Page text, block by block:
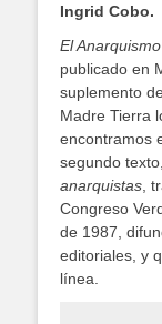
Ingrid Cobo.
El
publicado en
suplemento
Madre Tierra
encontramos
segundo texto,
anarquistas ,
Congreso
de 1987,
editoriales, y
línea.